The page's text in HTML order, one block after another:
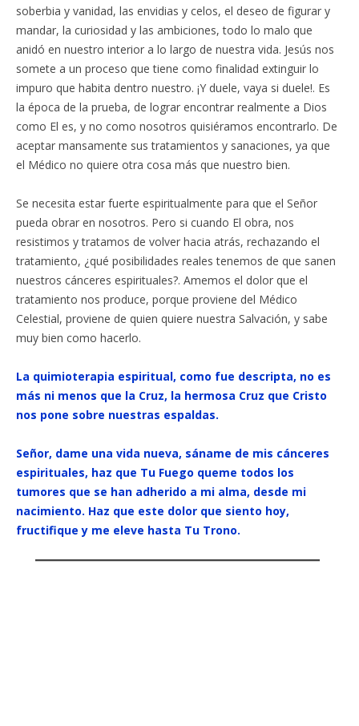
soberbia y vanidad, las envidias y celos, el deseo de figurar y
mandar, la curiosidad y las ambiciones, todo lo malo que
anidó en nuestro interior a lo largo de nuestra vida. Jesús nos
somete a un proceso que tiene como finalidad extinguir lo
impuro que habita dentro nuestro. ¡Y duele, vaya si duele!. Es
la época de la prueba, de lograr encontrar realmente a Dios
como El es, y no como nosotros quisiéramos encontrarlo. De
aceptar mansamente sus tratamientos y sanaciones, ya que
el Médico no quiere otra cosa más que nuestro bien.
Se necesita estar fuerte espiritualmente para que el Señor
pueda obrar en nosotros. Pero si cuando El obra, nos
resistimos y tratamos de volver hacia atrás, rechazando el
tratamiento, ¿qué posibilidades reales tenemos de que sanen
nuestros cánceres espirituales?. Amemos el dolor que el
tratamiento nos produce, porque proviene del Médico
Celestial, proviene de quien quiere nuestra Salvación, y sabe
muy bien como hacerlo.
La quimioterapia espiritual, como fue descripta, no es
más ni menos que la Cruz, la hermosa Cruz que Cristo
nos pone sobre nuestras espaldas.
Señor, dame una vida nueva, sáname de mis cánceres
espirituales, haz que Tu Fuego queme todos los
tumores que se han adherido a mi alma, desde mi
nacimiento. Haz que este dolor que siento hoy,
fructifique y me eleve hasta Tu Trono.